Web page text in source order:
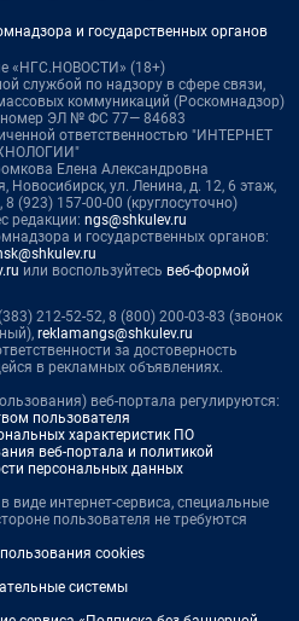
и государственных органов
«НГС.НОВОСТИ» (18+)
службой по надзору в сфере связи,
коммуникаций (Роскомнадзор)
номер ЭЛ № ФС 77— 84683
ответственностью "ИНТЕРНЕТ
Елена Александровна
Новосибирск, ул. Ленина, д. 12, 6 этаж,
(923) 157-00-00 (круглосуточно)
редакции: ngs@shkulev.ru
и государственных органов:
или воспользуйтесь веб-формой
212-52-52, 8 (800) 200-03-83 (звонок
reklamangs@shkulev.ru
за достоверность
в рекламных объявлениях.
веб-портала регулируются:
пользователя
характеристик ПО
веб-портала и политикой
персональных данных
виде интернет-сервиса, специальные
пользователя не требуются
cookies
системы